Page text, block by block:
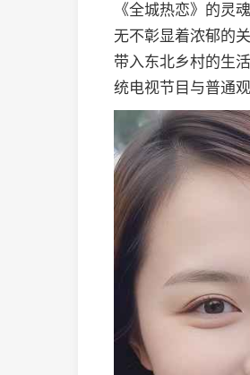
《全城热恋》的灵
无不彰显着浓郁的
带入东北乡村的生
统电视节目与普通